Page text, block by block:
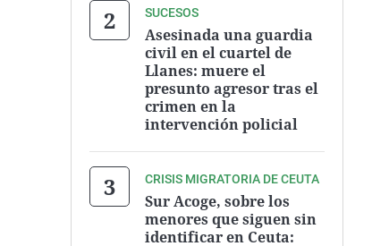
SUCESOS
Asesinada una guardia
civil en el cuartel de
Llanes: muere el
presunto agresor tras el
crimen en la
intervención policial
CRISIS MIGRATORIA DE CEUTA
Sur Acoge, sobre los
menores que siguen sin
identificar en Ceuta: